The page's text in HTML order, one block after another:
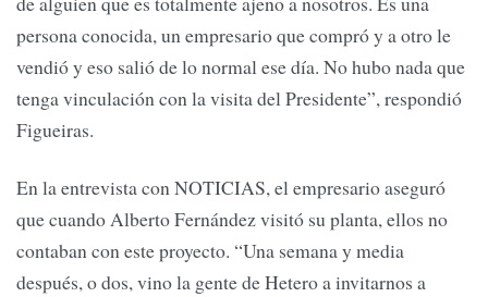
persona conocida, un empresario que compró y a otro le
vendió y eso salió de lo normal ese día. No hubo nada que
tenga vinculación con la visita del Presidente”, respondió
Figueiras.
En la entrevista con NOTICIAS, el empresario aseguró
que cuando Alberto Fernández visitó su planta, ellos no
contaban con este proyecto. “Una semana y media
después, o dos, vino la gente de Hetero a invitarnos a